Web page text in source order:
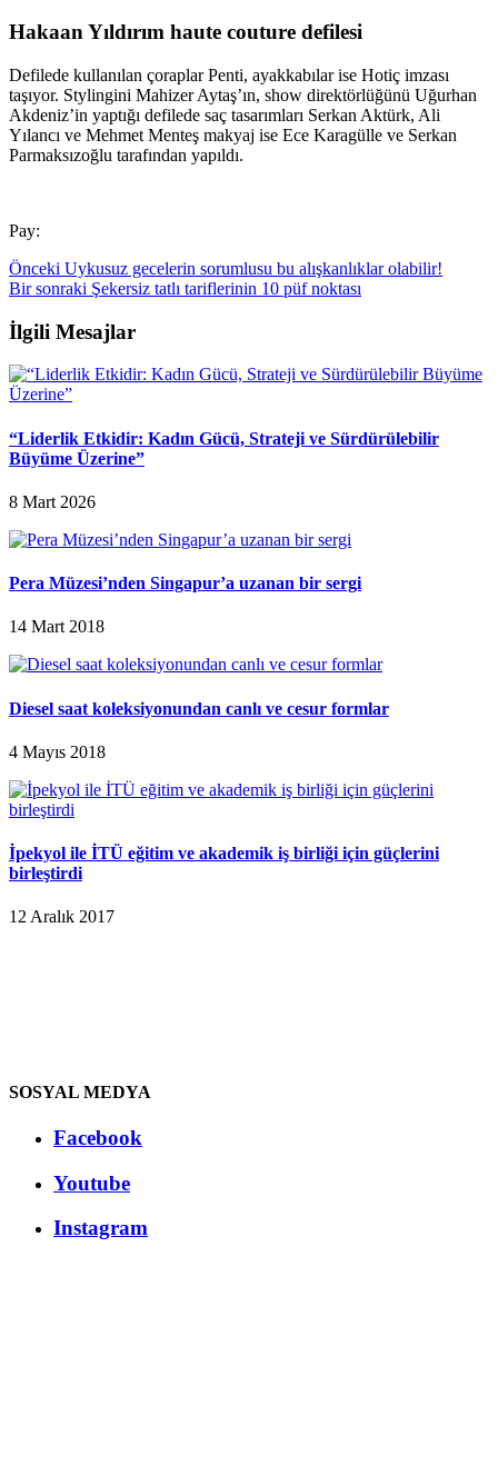
Hakaan Yıldırım haute couture defilesi
Defilede kullanılan çoraplar Penti, ayakkabılar ise Hotiç imzası
taşıyor. Stylingini Mahizer Aytaş’ın, show direktörlüğünü Uğurhan
Akdeniz’in yaptığı defilede saç tasarımları Serkan Aktürk, Ali
Yılancı ve Mehmet Menteş makyaj ise Ece Karagülle ve Serkan
Parmaksızoğlu tarafından yapıldı.
Pay:
Önceki Uykusuz gecelerin sorumlusu bu alışkanlıklar olabilir!
Bir sonraki Şekersiz tatlı tariflerinin 10 püf noktası
İlgili Mesajlar
“Liderlik Etkidir: Kadın Gücü, Strateji ve Sürdürülebilir
Büyüme Üzerine”
8 Mart 2026
Pera Müzesi’nden Singapur’a uzanan bir sergi
14 Mart 2018
Diesel saat koleksiyonundan canlı ve cesur formlar
4 Mayıs 2018
İpekyol ile İTÜ eğitim ve akademik iş birliği için güçlerini
birleştirdi
12 Aralık 2017
SOSYAL MEDYA
Facebook
Youtube
Instagram